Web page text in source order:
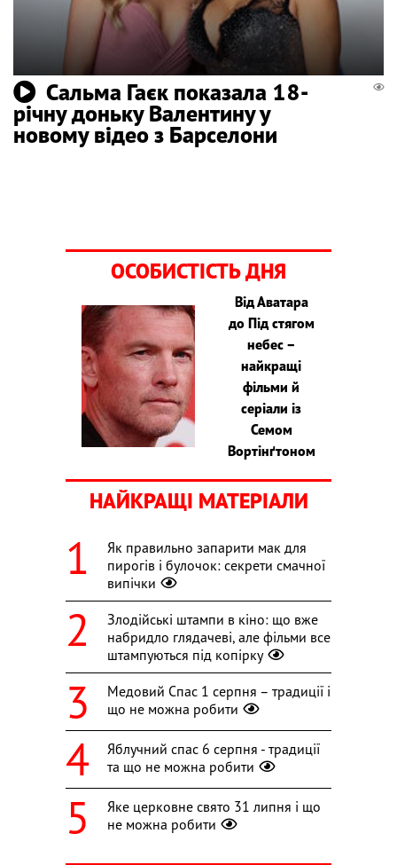
Сальма Гаєк показала 18-
річну доньку Валентину у
новому відео з Барселони
ОСОБИСТІСТЬ ДНЯ
Від Аватара
до Під стягом
небес –
найкращі
фільми й
серіали із
Семом
Вортінґтоном
НАЙКРАЩІ МАТЕРІАЛИ
Як правильно запарити мак для
пирогів і булочок: секрети смачної
випічки
Злодійські штампи в кіно: що вже
набридло глядачеві, але фільми все
штампуються під копірку
Медовий Спас 1 серпня – традиції і
що не можна робити
Яблучний спас 6 серпня - традиції
та що не можна робити
Яке церковне свято 31 липня і що
не можна робити